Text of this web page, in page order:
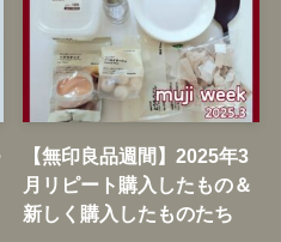
【無印良品週間】2025年3
月リピート購入したもの＆
新しく購入したものたち